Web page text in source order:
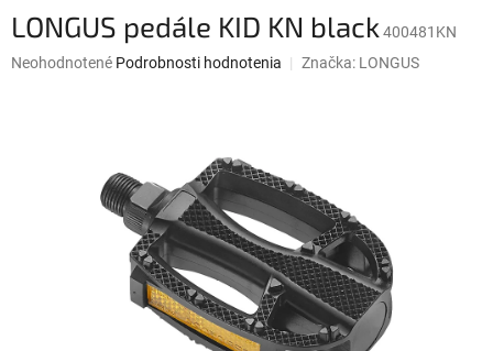
LONGUS pedále KID KN black 400481KN
Priemerné
Neohodnotené Podrobnosti hodnotenia Značka: LONGUS